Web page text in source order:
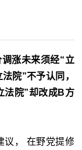
涨未来须经“立
院”不予认同，
法院”却改成B方
议， 在野党提修